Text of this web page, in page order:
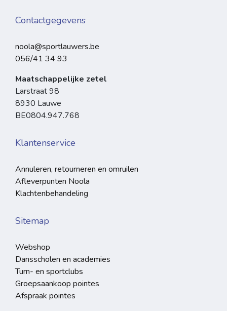
Contactgegevens
noola@sportlauwers.be
056/41 34 93
Maatschappelijke zetel
Larstraat 98
8930 Lauwe
BE0804.947.768
Klantenservice
Annuleren, retourneren en omruilen
Afleverpunten Noola
Klachtenbehandeling
Sitemap
Webshop
Dansscholen en academies
Turn- en sportclubs
Groepsaankoop pointes
Afspraak pointes